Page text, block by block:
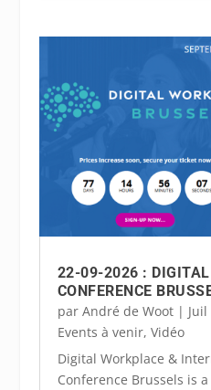
22-09-2026 : DIGITAL
CONFERENCE
par André de Woot|
Events à venir, Vidéo
Digital Workplace &
Conference Brussels is